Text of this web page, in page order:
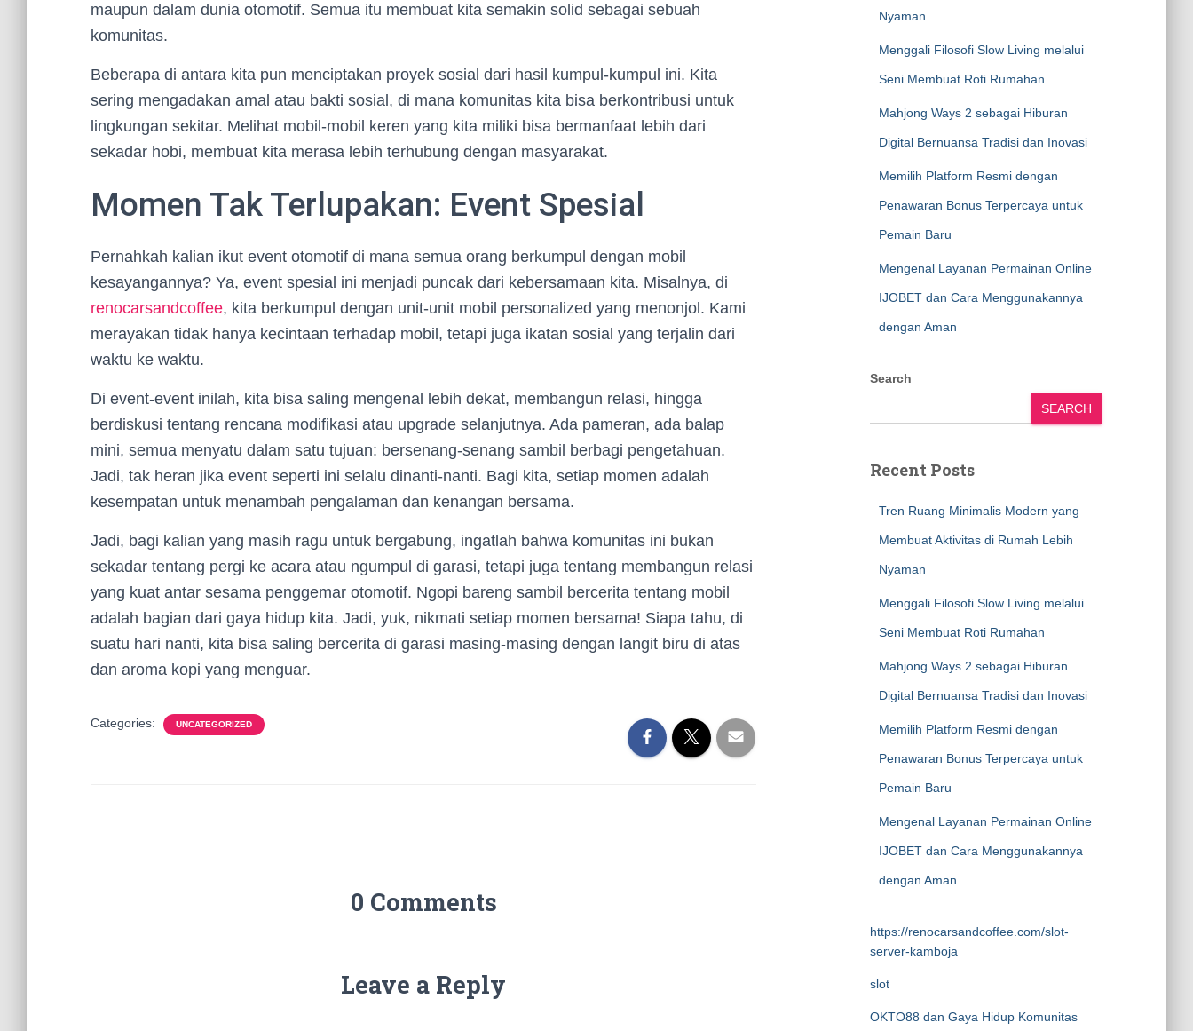
maupun dalam dunia otomotif. Semua itu membuat kita semakin solid sebagai sebuah
komunitas.
Beberapa di antara kita pun menciptakan proyek sosial dari hasil kumpul-kumpul ini. Kita
sering mengadakan amal atau bakti sosial, di mana komunitas kita bisa berkontribusi untuk
lingkungan sekitar. Melihat mobil-mobil keren yang kita miliki bisa bermanfaat lebih dari
sekadar hobi, membuat kita merasa lebih terhubung dengan masyarakat.
Momen Tak Terlupakan: Event Spesial
Pernahkah kalian ikut event otomotif di mana semua orang berkumpul dengan mobil
kesayangannya? Ya, event spesial ini menjadi puncak dari kebersamaan kita. Misalnya, di
renocarsandcoffee, kita berkumpul dengan unit-unit mobil personalized yang menonjol. Kami
merayakan tidak hanya kecintaan terhadap mobil, tetapi juga ikatan sosial yang terjalin dari
waktu ke waktu.
Di event-event inilah, kita bisa saling mengenal lebih dekat, membangun relasi, hingga
berdiskusi tentang rencana modifikasi atau upgrade selanjutnya. Ada pameran, ada balap
mini, semua menyatu dalam satu tujuan: bersenang-senang sambil berbagi pengetahuan.
Jadi, tak heran jika event seperti ini selalu dinanti-nanti. Bagi kita, setiap momen adalah
kesempatan untuk menambah pengalaman dan kenangan bersama.
Jadi, bagi kalian yang masih ragu untuk bergabung, ingatlah bahwa komunitas ini bukan
sekadar tentang pergi ke acara atau ngumpul di garasi, tetapi juga tentang membangun relasi
yang kuat antar sesama penggemar otomotif. Ngopi bareng sambil bercerita tentang mobil
adalah bagian dari gaya hidup kita. Jadi, yuk, nikmati setiap momen bersama! Siapa tahu, di
suatu hari nanti, kita bisa saling bercerita di garasi masing-masing dengan langit biru di atas
dan aroma kopi yang menguar.
Categories: UNCATEGORIZED
0 Comments
Leave a Reply
Nyaman
Menggali Filosofi Slow Living melalui
Seni Membuat Roti Rumahan
Mahjong Ways 2 sebagai Hiburan
Digital Bernuansa Tradisi dan Inovasi
Memilih Platform Resmi dengan
Penawaran Bonus Terpercaya untuk
Pemain Baru
Mengenal Layanan Permainan Online
IJOBET dan Cara Menggunakannya
dengan Aman
Search
SEARCH
Recent Posts
Tren Ruang Minimalis Modern yang
Membuat Aktivitas di Rumah Lebih
Nyaman
Menggali Filosofi Slow Living melalui
Seni Membuat Roti Rumahan
Mahjong Ways 2 sebagai Hiburan
Digital Bernuansa Tradisi dan Inovasi
Memilih Platform Resmi dengan
Penawaran Bonus Terpercaya untuk
Pemain Baru
Mengenal Layanan Permainan Online
IJOBET dan Cara Menggunakannya
dengan Aman
https://renocarsandcoffee.com/slot-
server-kamboja
slot
OKTO88 dan Gaya Hidup Komunitas